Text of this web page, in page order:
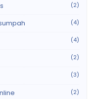
(2)
(4)
(4)
(2)
(3)
(2)